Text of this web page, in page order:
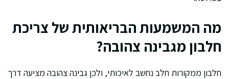
מה המשמעות הבריאותית של צריכת
חלבון מגבינה צהובה?
חלבון ממקורות חלב נחשב לאיכותי, ולכן גבינה צהובה מציעה דרך